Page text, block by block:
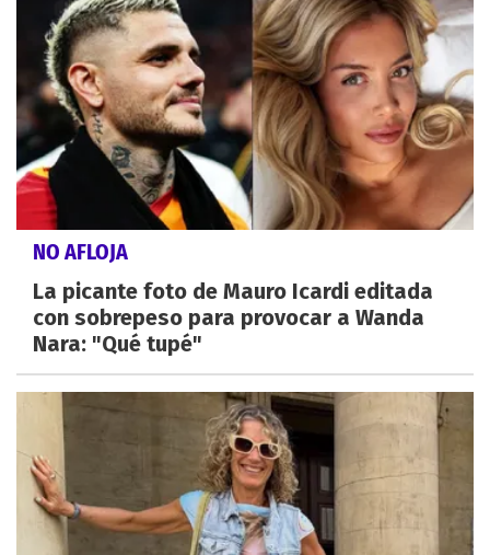
NO AFLOJA
La picante foto de Mauro Icardi editada
con sobrepeso para provocar a Wanda
Nara: "Qué tupé"